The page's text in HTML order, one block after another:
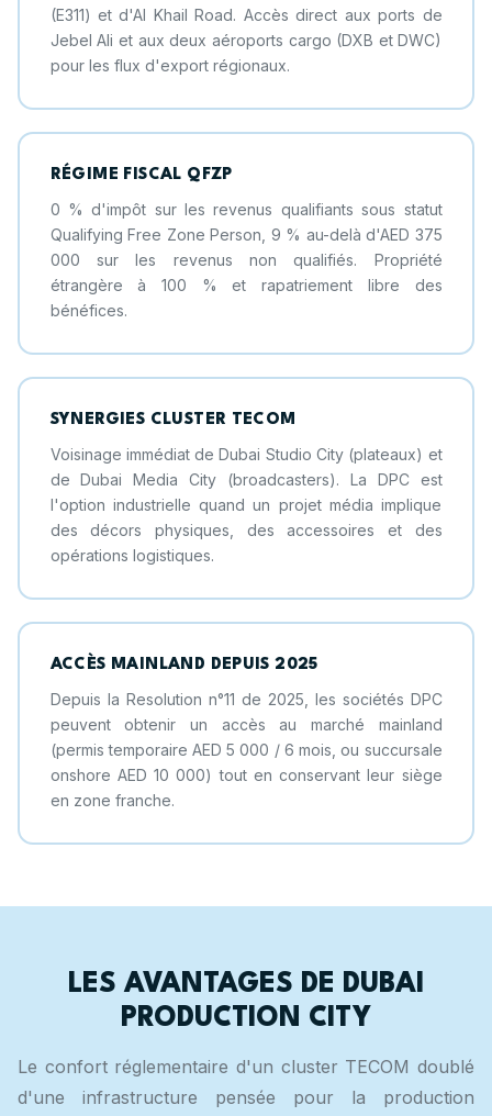
(E311) et d'Al Khail Road. Accès direct aux ports de
Jebel Ali et aux deux aéroports cargo (DXB et DWC)
pour les flux d'export régionaux.
RÉGIME FISCAL QFZP
0 % d'impôt sur les revenus qualifiants sous statut
Qualifying Free Zone Person, 9 % au-delà d'AED 375
000 sur les revenus non qualifiés. Propriété
étrangère à 100 % et rapatriement libre des
bénéfices.
SYNERGIES CLUSTER TECOM
Voisinage immédiat de Dubai Studio City (plateaux) et
de Dubai Media City (broadcasters). La DPC est
l'option industrielle quand un projet média implique
des décors physiques, des accessoires et des
opérations logistiques.
ACCÈS MAINLAND DEPUIS 2025
Depuis la Resolution n°11 de 2025, les sociétés DPC
peuvent obtenir un accès au marché mainland
(permis temporaire AED 5 000 / 6 mois, ou succursale
onshore AED 10 000) tout en conservant leur siège
en zone franche.
LES AVANTAGES DE DUBAI
PRODUCTION CITY
Le confort réglementaire d'un cluster TECOM doublé
d'une infrastructure pensée pour la production